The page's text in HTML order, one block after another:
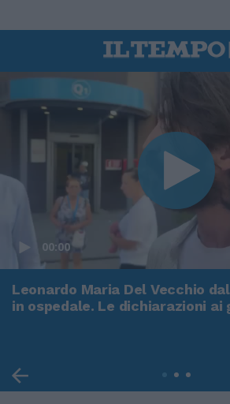
00:00
Leonardo Maria Del Vecchio
in ospedale. Le dichiarazioni ai